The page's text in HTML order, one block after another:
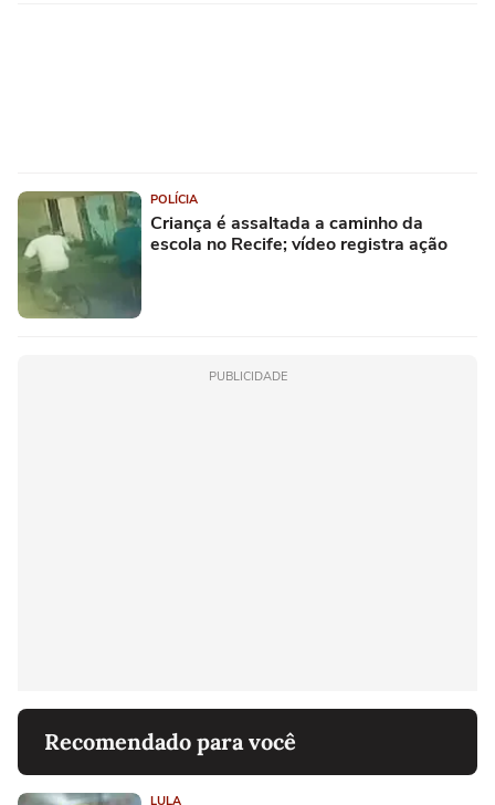
POLÍCIA
Criança é assaltada a caminho da
escola no Recife; vídeo registra ação
PUBLICIDADE
Recomendado para você
LULA